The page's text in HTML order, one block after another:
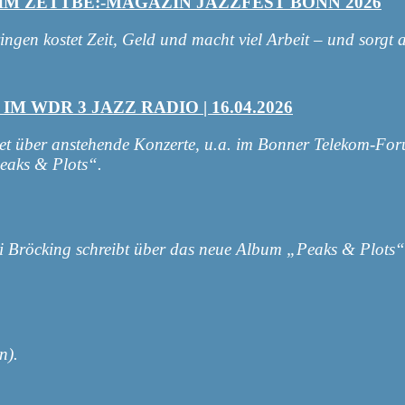
kostet Zeit, Geld und macht viel Arbeit – und
WDR 3 JAZZ RADIO | 16.04.2026
anstehende Konzerte, u.a. im Bonner Telekom-
& Plots“.
Bröcking schreibt über das neue Album „Peaks &